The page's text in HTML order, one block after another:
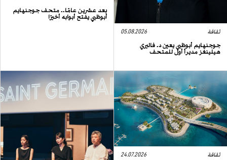
ثقافة 05.08.2026
جوجنهايم أبوظبي يعين د. فاليري
هيلينغز مديراً أول للمتحف
بعد عشرين عامًا.. متحف جوجنهايم
أبوظبي يفتح أبوابه أخيرًا
ثقافة 24.07.2026